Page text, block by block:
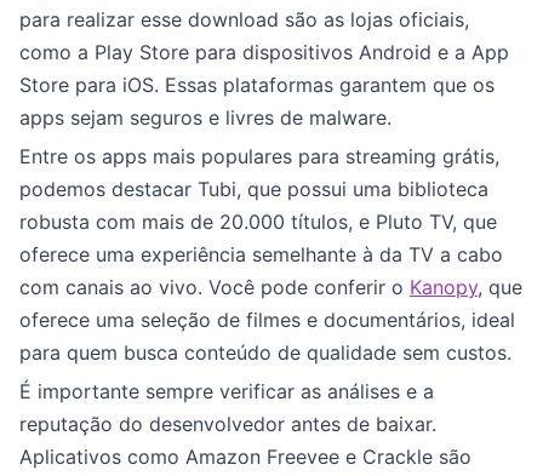
para realizar esse download são as lojas oficiais,
como a Play Store para dispositivos Android e a App
Store para iOS. Essas plataformas garantem que os
apps sejam seguros e livres de malware.
Entre os apps mais populares para streaming grátis,
podemos destacar Tubi, que possui uma biblioteca
robusta com mais de 20.000 títulos, e Pluto TV, que
oferece uma experiência semelhante à da TV a cabo
com canais ao vivo. Você pode conferir o Kanopy, que
oferece uma seleção de filmes e documentários, ideal
para quem busca conteúdo de qualidade sem custos.
É importante sempre verificar as análises e a
reputação do desenvolvedor antes de baixar.
Aplicativos como Amazon Freevee e Crackle são